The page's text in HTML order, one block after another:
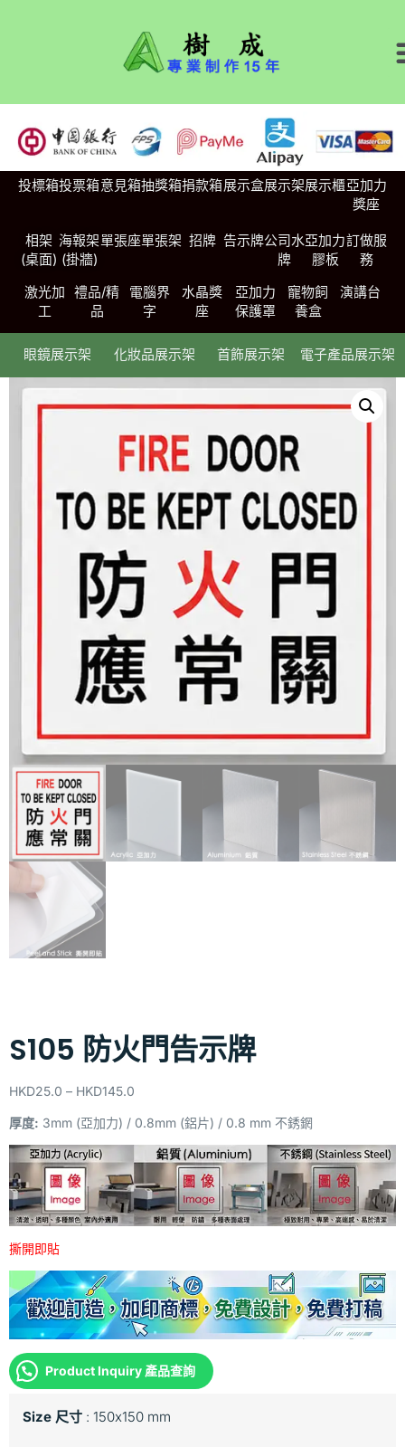
投標箱投票箱意見箱抽獎箱捐款箱展示盒展示架展示櫃亞加力
獎座
相架
(桌面)
海報架
(掛牆)
單張座單張架 招牌 告示牌公司水
牌
亞加力
膠板
訂做服
務
激光加
工
禮品/精
品
電腦界
字
水晶獎
座
亞加力
保護罩
寵物飼
養盒
演講台
眼鏡展示架 化妝品展示架 首飾展示架 電子產品展示架
S105 防火門告示牌
HKD25.0 – HKD145.0
厚度: 3mm (亞加力) / 0.8mm (鋁片) / 0.8 mm 不銹龬
撕開即貼
Product Inquiry 產品查詢
Size 尺寸 150x150 mm